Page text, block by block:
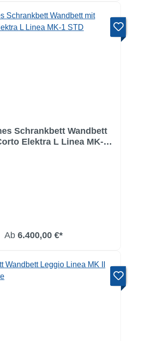
Schrankbett Wandbett
Elektra L Linea MK-1
Ab 6.400,00 €*